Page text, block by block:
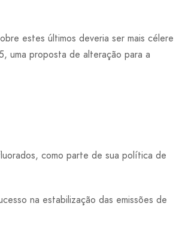
estes últimos deveria ser mais célere
uma proposta de alteração para a
como parte de sua política de
na estabilização das emissões de